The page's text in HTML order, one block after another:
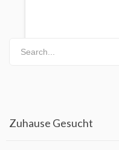
Mein Account
Zuhause Gesucht